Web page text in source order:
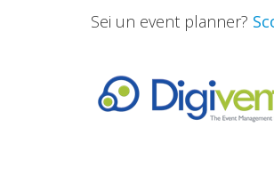
Sei un event planner?